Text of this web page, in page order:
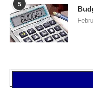
5